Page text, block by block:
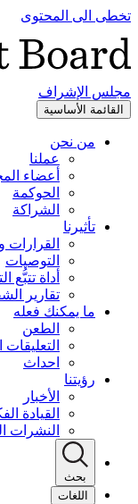
تخطى الى المحتوى
مجلس الإشراف
القائمة الأساسية
من نحن
عملنا
أعضاء
الحوكمة
الشراكة
تأثيرنا
القرارات
التوصيات
أداة تتبُّع
تقارير
ما يمكنك فعله
الطعن
التعليقات
احداث
رؤيتنا
الأخبار
القيادة
النشرات
بحث
اللغات